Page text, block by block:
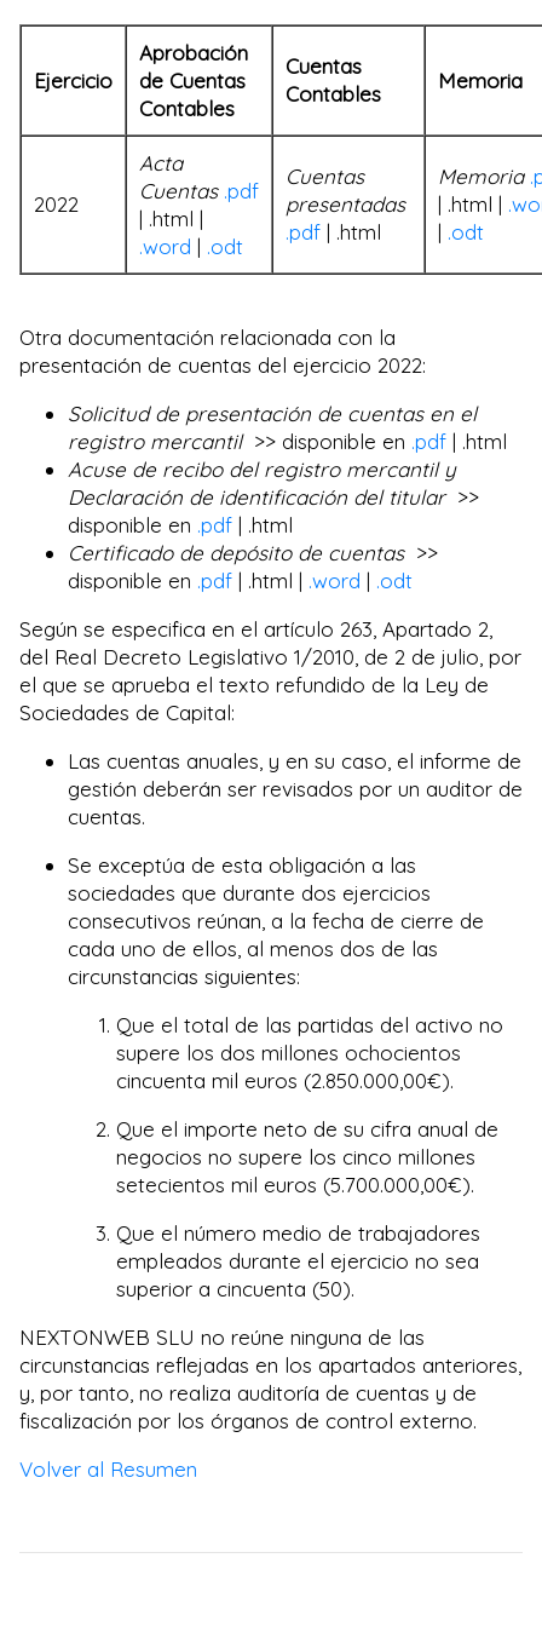
Ejercicio
Aprobación
de Cuentas
Contables
Cuentas
Contables
Memoria
2022
Acta
Cuentas .pdf
| .html |
.word | .odt
Cuentas
presentadas
.pdf | .html
Memoria
| .html |
| .odt
Otra documentación relacionada con la
presentación de cuentas del ejercicio 2022:
Solicitud de presentación de cuentas en el
registro mercantil >> disponible en .pdf | .html
Acuse de recibo del registro mercantil y
Declaración de identificación del titular >>
disponible en .pdf | .html
Certificado de depósito de cuentas >>
disponible en .pdf | .html | .word | .odt
Según se especifica en el artículo 263, Apartado 2,
del Real Decreto Legislativo 1/2010, de 2 de julio, por
el que se aprueba el texto refundido de la Ley de
Sociedades de Capital:
Las cuentas anuales, y en su caso, el informe de
gestión deberán ser revisados por un auditor de
cuentas.
Se exceptúa de esta obligación a las
sociedades que durante dos ejercicios
consecutivos reúnan, a la fecha de cierre de
cada uno de ellos, al menos dos de las
circunstancias siguientes:
Que el total de las partidas del activo no
supere los dos millones ochocientos
cincuenta mil euros (2.850.000,00€).
Que el importe neto de su cifra anual de
negocios no supere los cinco millones
setecientos mil euros (5.700.000,00€).
Que el número medio de trabajadores
empleados durante el ejercicio no sea
superior a cincuenta (50).
NEXTONWEB SLU no reúne ninguna de las
circunstancias reflejadas en los apartados anteriores,
y, por tanto, no realiza auditoría de cuentas y de
fiscalización por los órganos de control externo.
Volver al Resumen